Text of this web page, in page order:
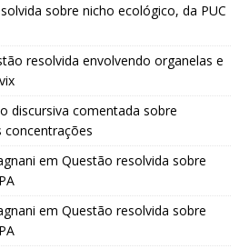
sobre nicho ecológico, da PUC
resolvida envolvendo organelas e
discursiva comentada sobre
concentrações
em Questão resolvida sobre
em Questão resolvida sobre